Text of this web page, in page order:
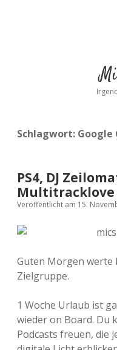
Schlagwort: Google
PS4, DJ
Multitracklove
Veröffentlicht am 15.
Guten Morgen werte
Zielgruppe.
1 Woche Urlaub ist
wieder on Board. Du
Podcasts freuen, die